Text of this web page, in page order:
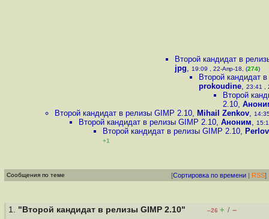
Второй кандидат в
jpg, 19:09 , 22-Апр-18, (274)
Второй кандидат
prokoudine, 23:41 ,
Второй
2.10,
Второй кандидат в релизы GIMP 2.10, Mihail Zenkov,
Второй кандидат в релизы GIMP 2.10, Аноним,
Второй кандидат в релизы GIMP 2.10,
+1
Сообщения по теме [Сортировка по времени | RSS]
1. "Второй кандидат в релизы GIMP 2.10" –26 + / –